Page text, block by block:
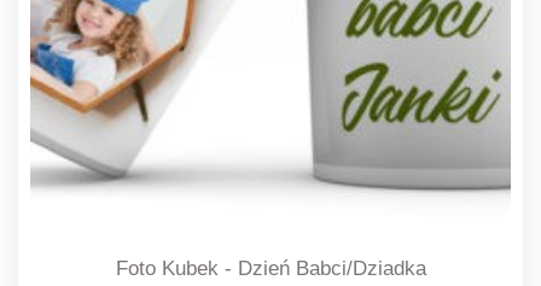
Foto Kubek - Dzień Babci/Dziadka